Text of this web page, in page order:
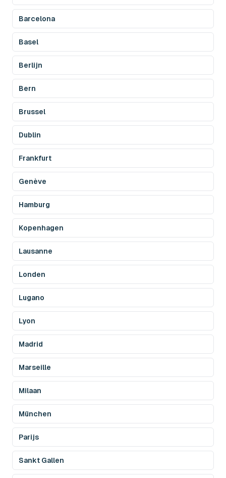
Barcelona
Basel
Berlijn
Bern
Brussel
Dublin
Frankfurt
Genève
Hamburg
Kopenhagen
Lausanne
Londen
Lugano
Lyon
Madrid
Marseille
Milaan
München
Parijs
Sankt Gallen